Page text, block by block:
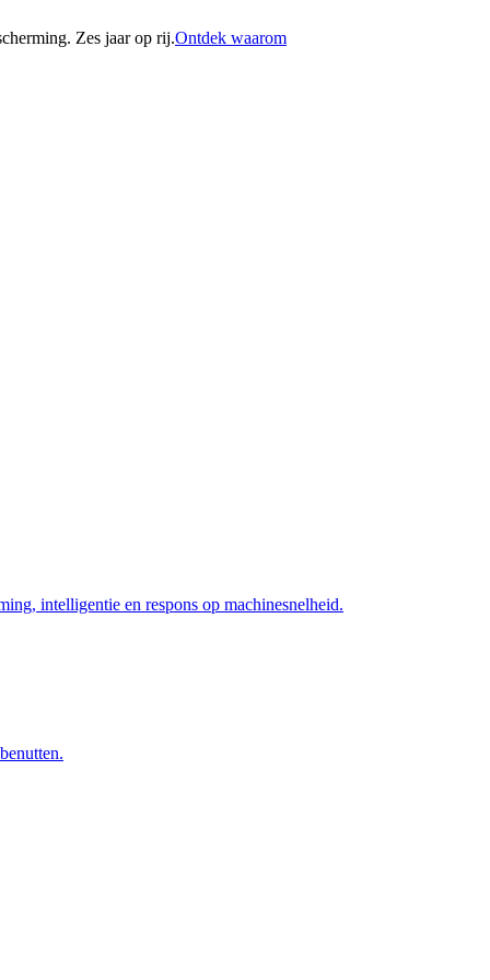
Zes jaar op rij.Ontdek waarom
intelligentie en respons op machinesnelheid.